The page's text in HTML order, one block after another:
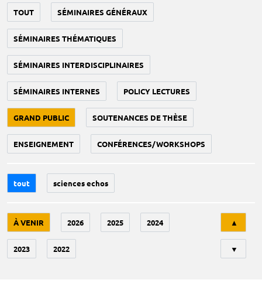
TOUT SÉMINAIRES GÉNÉRAUX
SÉMINAIRES THÉMATIQUES
SÉMINAIRES INTERDISCIPLINAIRES
SÉMINAIRES INTERNES POLICY LECTURES
GRAND PUBLIC SOUTENANCES DE THÈSE
ENSEIGNEMENT CONFÉRENCES/WORKSHOPS
tout sciences echos
À VENIR 2026 2025 2024
2023 2022
▲
▼